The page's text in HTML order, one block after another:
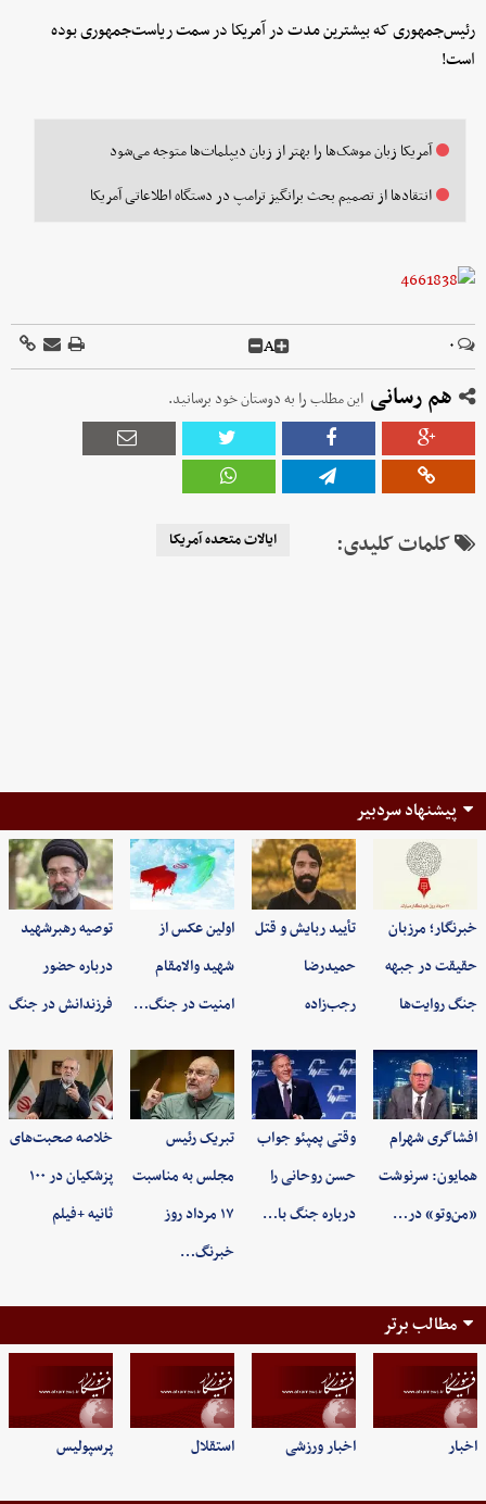
رئیس‌جمهوری که بیشترین مدت در آمریکا در سمت ریاست‌جمهوری بوده
است!
آمریکا زبان موشک‌ها را بهتر از زبان دیپلمات‌ها متوجه می‌شود
انتقادها از تصمیم بحث برانگیز ترامپ در دستگاه‌ اطلاعاتی آمریکا
۰ A
هم رسانی این مطلب را به دوستان خود برسانید.
کلمات کلیدی: ایالات متحده آمریکا
پیشنهاد سردبیر
خبرنگار؛ مرزبان
حقیقت در جبهه
جنگ روایت‌ها
تأیید ربایش و قتل
حمیدرضا
رجب‌زاده
اولین عکس از
شهید والامقام
امنیت در جنگ…
توصیه رهبرشهید
درباره حضور
فرزندانش در جنگ
افشاگری شهرام
همایون: سرنوشت
«من‌وتو» در…
وقتی پمپئو جواب
حسن روحانی را
درباره جنگ با…
تبریک رئیس
مجلس به مناسبت
۱۷ مرداد روز
خبرنگ…
خلاصه صحبت‌های
پزشکیان در ۱۰۰
ثانیه +فیلم
مطالب برتر
اخبار اخبار ورزشی استقلال پرسپولیس